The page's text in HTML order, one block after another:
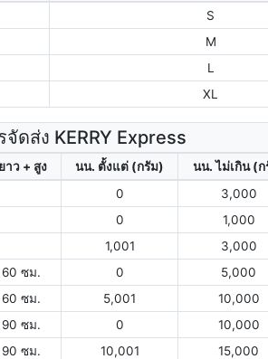
S
M
L
XL
ดส่ง KERRY Express
าว + สูง นน. ตั้งแต่ (กรัม) นน. ไม่เกิน (
0 3,000
0 1,000
1,001 3,000
60 ซม. 0 5,000
60 ซม. 5,001 10,000
90 ซม. 0 10,000
90 ซม. 10,001 15,000